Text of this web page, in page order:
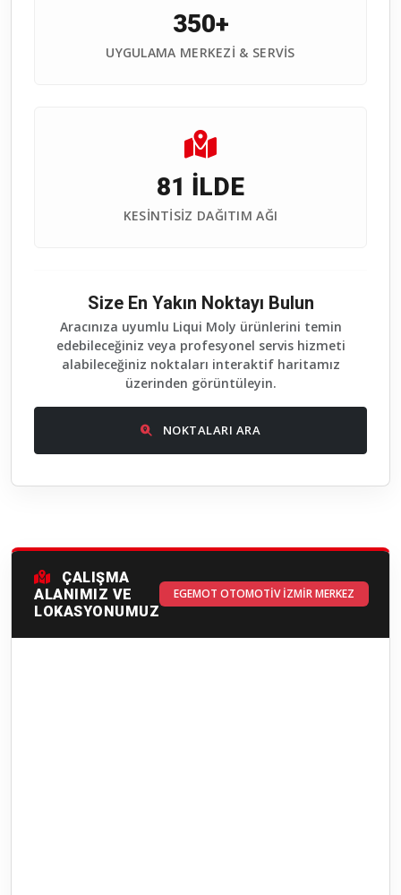
350+
UYGULAMA MERKEZI & SERVIS
81 İLDE
KESINTISIZ DAĞITIM AĞI
Size En Yakın Noktayı Bulun
Aracınıza uyumlu Liqui Moly ürünlerini temin
edebileceğiniz veya profesyonel servis hizmeti
alabileceğiniz noktaları interaktif haritamız
üzerinden görüntüleyin.
NOKTALARI ARA
ÇALIŞMA
ALANIMIZ VE
LOKASYONUMUZ
EGEMOT OTOMOTIV İZMIR MERKEZ